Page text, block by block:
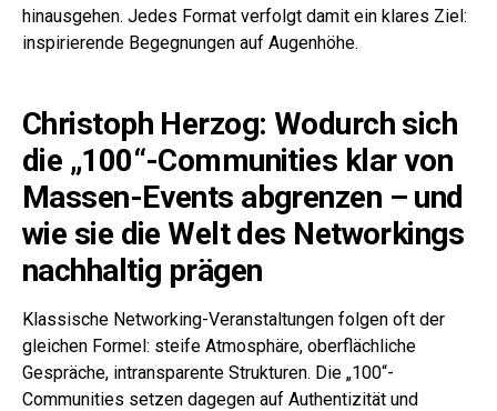
hinausgehen. Jedes Format verfolgt damit ein klares Ziel:
inspirierende Begegnungen auf Augenhöhe.
Christoph Herzog: Wodurch sich
die „100“-Communities klar von
Massen-Events abgrenzen – und
wie sie die Welt des Networkings
nachhaltig prägen
Klassische Networking-Veranstaltungen folgen oft der
gleichen Formel: steife Atmosphäre, oberflächliche
Gespräche, intransparente Strukturen. Die „100“-
Communities setzen dagegen auf Authentizität und